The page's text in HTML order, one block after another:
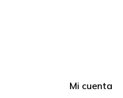
Mi cuenta